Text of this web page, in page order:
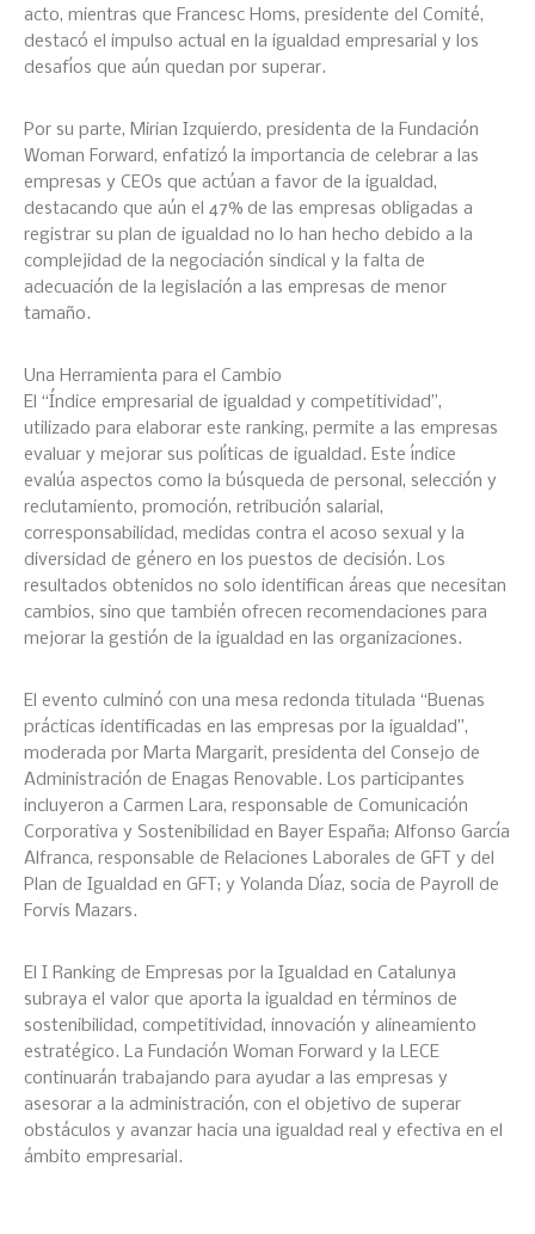
acto, mientras que Francesc Homs, presidente del Comité,
destacó el impulso actual en la igualdad empresarial y los
desafíos que aún quedan por superar.
Por su parte, Mirian Izquierdo, presidenta de la Fundación
Woman Forward, enfatizó la importancia de celebrar a las
empresas y CEOs que actúan a favor de la igualdad,
destacando que aún el 47% de las empresas obligadas a
registrar su plan de igualdad no lo han hecho debido a la
complejidad de la negociación sindical y la falta de
adecuación de la legislación a las empresas de menor
tamaño.
Una Herramienta para el Cambio
El “Índice empresarial de igualdad y competitividad”,
utilizado para elaborar este ranking, permite a las empresas
evaluar y mejorar sus políticas de igualdad. Este índice
evalúa aspectos como la búsqueda de personal, selección y
reclutamiento, promoción, retribución salarial,
corresponsabilidad, medidas contra el acoso sexual y la
diversidad de género en los puestos de decisión. Los
resultados obtenidos no solo identifican áreas que necesitan
cambios, sino que también ofrecen recomendaciones para
mejorar la gestión de la igualdad en las organizaciones.
El evento culminó con una mesa redonda titulada “Buenas
prácticas identificadas en las empresas por la igualdad”,
moderada por Marta Margarit, presidenta del Consejo de
Administración de Enagas Renovable. Los participantes
incluyeron a Carmen Lara, responsable de Comunicación
Corporativa y Sostenibilidad en Bayer España; Alfonso García
Alfranca, responsable de Relaciones Laborales de GFT y del
Plan de Igualdad en GFT; y Yolanda Díaz, socia de Payroll de
Forvis Mazars.
El I Ranking de Empresas por la Igualdad en Catalunya
subraya el valor que aporta la igualdad en términos de
sostenibilidad, competitividad, innovación y alineamiento
estratégico. La Fundación Woman Forward y la LECE
continuarán trabajando para ayudar a las empresas y
asesorar a la administración, con el objetivo de superar
obstáculos y avanzar hacia una igualdad real y efectiva en el
ámbito empresarial.